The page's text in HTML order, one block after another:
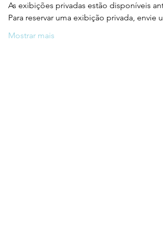
As exibições privadas estão disponíveis
Para reservar uma exibição privada,
Mostrar mais